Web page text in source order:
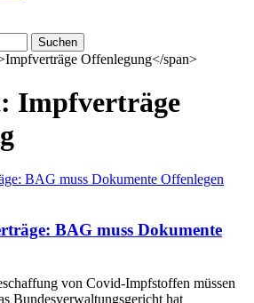
Suchen
Offenlegung</span>
Impfverträge
BAG muss Dokumente
von Covid-Impfstoffen müssen
Bundesverwaltungsgericht hat